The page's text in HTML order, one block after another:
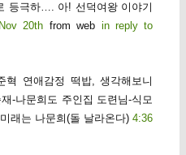
등극하…. 아! 선덕여왕 이야기
20th from web in reply to
혁 연애감정 떡밥, 생각해보니
-나문희도 주인집 도련님-식모
래는 나문희(돌 날라온다) 4:36